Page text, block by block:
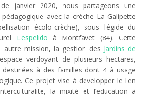
janvier 2020, nous partageons une
avec la crèche La Galipette
écolo-crèche), sous l’égide du
L’espelido à Montfavet (84). Cette
autre mission, la gestion des Jardins de
verdoyant de plusieurs hectares,
destinées à des familles dont 4 à usage
Ce projet vise à développer le lien
la mixité et l’éducation à